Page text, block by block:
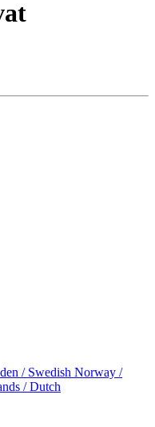
/ Swedish Norway /
/ Dutch